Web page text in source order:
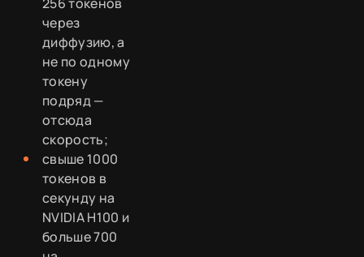
через
диффузию, а
не по одному
токену
подряд —
отсюда
скорость;
свыше 1000
токенов в
секунду на
NVIDIA H100 и
больше 700